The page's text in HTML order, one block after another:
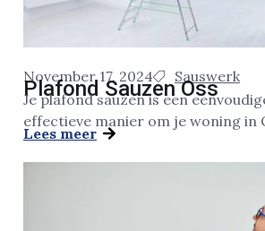
November 17, 2024 Sauswerk
Plafond Sauzen Oss
Je plafond sauzen is een
effectieve manier om je woning in
Lees meer